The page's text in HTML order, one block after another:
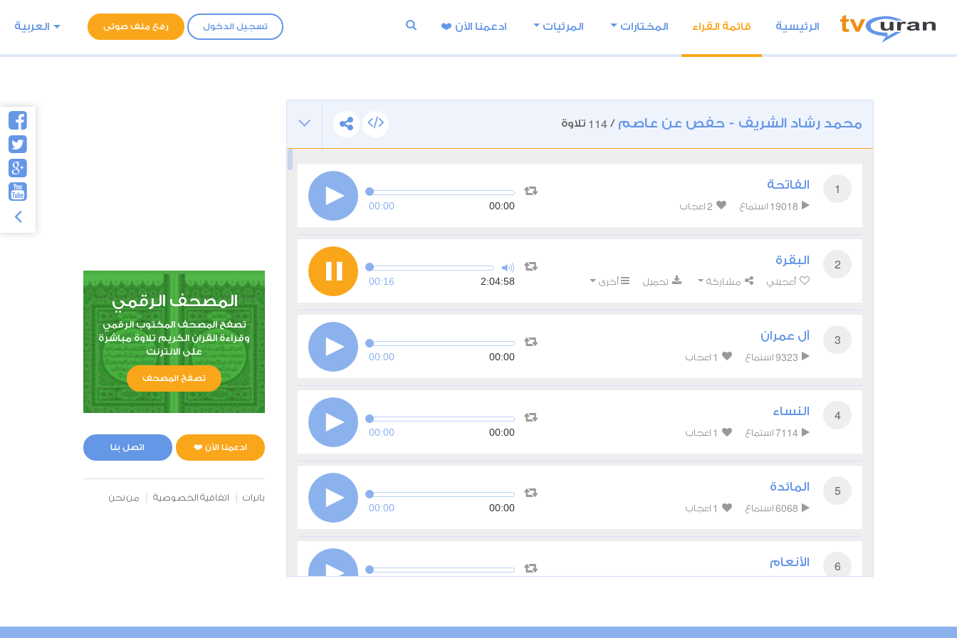
تسجيل الدخول رفع ملف صوتى العربية الرئيسية قائمة القراء المختارات المرئيات ادعمنا اﻵن ❤️
محمد رشاد الشريف - حفص عن عاصم /
114 تلاوة
1 الفاتحة
19018 استماع 2 اعجاب 00:00 00:00
2 البقرة
أعجبني مشاركة تحميل أخرى 00:16 2:04:58
3 آل عمران
9323 استماع 1 اعجاب 00:00 00:00
4 النساء
7114 استماع 1 اعجاب 00:00 00:00
5 المائدة
6068 استماع 1 اعجاب 00:00 00:00
6 الأنعام
المصحف الرقمي
تصفح المصحف المكتوب الرقمي
وقراءة القران الكريم تلاوة مباشرة
على الانترنت
تصفح المصحف
ادعمنا الآن ❤️ اتصل بنا
بانرات اتفاقية الخصوصية من نحن